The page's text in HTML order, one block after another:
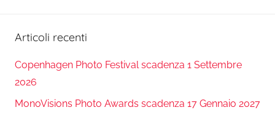
Articoli recenti
Copenhagen Photo Festival scadenza 1 Settembre
2026
MonoVisions Photo Awards scadenza 17 Gennaio 2027